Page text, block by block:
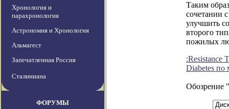
Хронология и
парахронология
Астрономия и Хронология
Альмагест
Запечатленная Россия
Сталиниана
ФОРУМЫ
Таким
сочетании
улучшить
второго
пожилых
:Resistance
Diabetes по
Обозрение "